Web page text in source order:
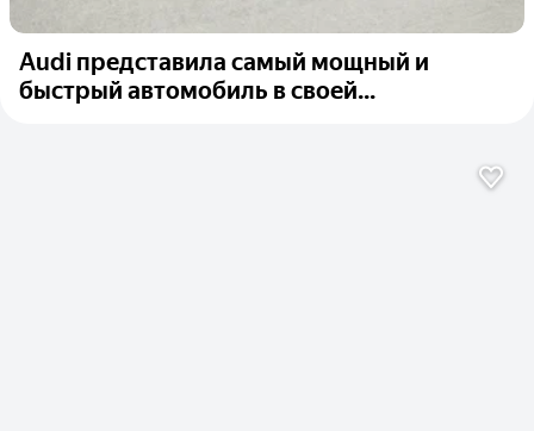
Audi представила самый мощный и
быстрый автомобиль в своей...